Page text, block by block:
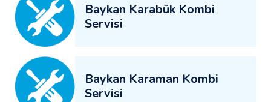
Baykan Karabük Kombi
Servisi
Baykan Karaman Kombi
Servisi